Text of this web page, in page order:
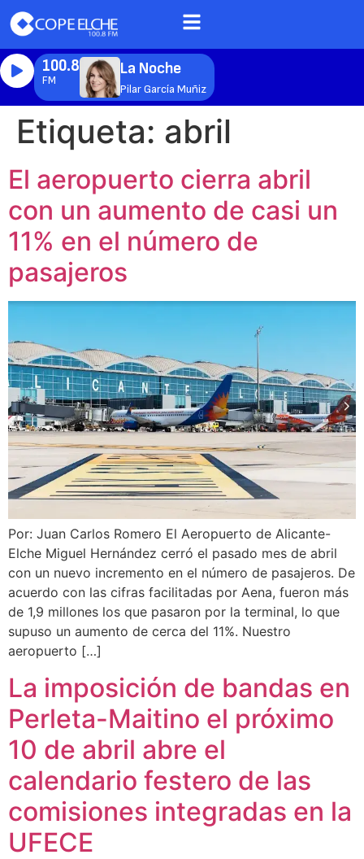
100.8
FM
La Noche
Pilar García Muñiz
Etiqueta: abril
El aeropuerto cierra abril
con un aumento de casi un
11% en el número de
pasajeros
Por: Juan Carlos Romero El Aeropuerto de Alicante-
Elche Miguel Hernández cerró el pasado mes de abril
con un nuevo incremento en el número de pasajeros. De
acuerdo con las cifras facilitadas por Aena, fueron más
de 1,9 millones los que pasaron por la terminal, lo que
supuso un aumento de cerca del 11%. Nuestro
aeropuerto […]
La imposición de bandas en
Perleta-Maitino el próximo
10 de abril abre el
calendario festero de las
comisiones integradas en la
UFECE